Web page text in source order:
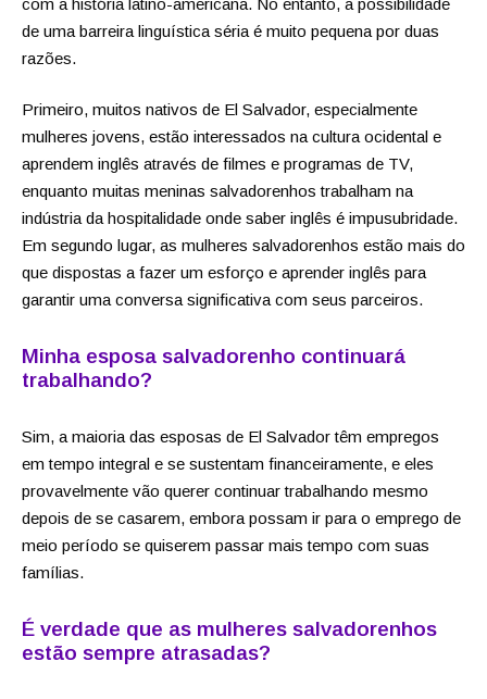
de uma barreira linguística séria é muito pequena por duas
razões.
Primeiro, muitos nativos de El Salvador, especialmente
mulheres jovens, estão interessados na cultura ocidental e
aprendem inglês através de filmes e programas de TV,
enquanto muitas meninas salvadorenhos trabalham na
indústria da hospitalidade onde saber inglês é impusubridade.
Em segundo lugar, as mulheres salvadorenhos estão mais do
que dispostas a fazer um esforço e aprender inglês para
garantir uma conversa significativa com seus parceiros.
Minha esposa salvadorenho continuará
trabalhando?
Sim, a maioria das esposas de El Salvador têm empregos
em tempo integral e se sustentam financeiramente, e eles
provavelmente vão querer continuar trabalhando mesmo
depois de se casarem, embora possam ir para o emprego de
meio período se quiserem passar mais tempo com suas
famílias.
É verdade que as mulheres salvadorenhos
estão sempre atrasadas?